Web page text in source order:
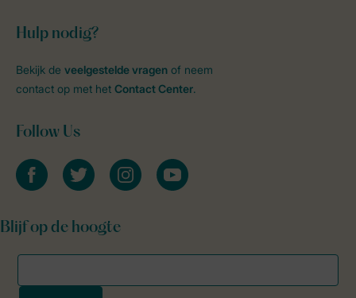
Hulp nodig?
Bekijk de veelgestelde vragen of neem
contact op met het Contact Center.
Follow Us
facebooktwitter instagramyoutube
Blijf op de hoogte